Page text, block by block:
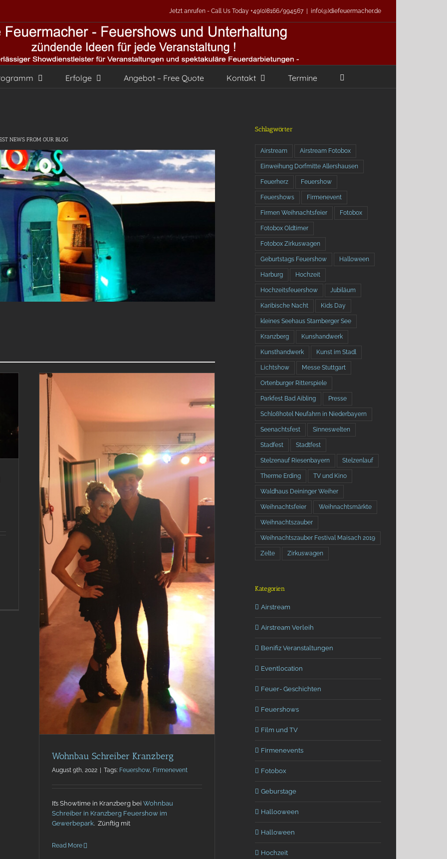
Jetzt anrufen - Call Us Today +49(0)8166/994567 info(@)diefeuermacher.de
Erfolge Angebot – Free Quote Kontakt Termine
NEWS FROM OUR BLOG
Wohnbau Schreiber Kranzberg
August 9th, 2022 Tags: Feuershow, Firmenevent
It’s Showtime in Kranzberg bei Wohnbau
Schreiber in Kranzberg Feuershow im
Gewerbepark. Zünftig mit
Read More
Schlagwörter
Airstream Airstream Fotobox
Einweihung Dorfmitte Allershausen
Feuerherz Feuershow
Feuershows Firmenevent
Firmen Weihnachtsfeier Fotobox
Fotobox Oldtimer
Fotobox Zirkuswagen
Geburtstags Feuershow Halloween
Harburg Hochzeit
Hochzeitsfeuershow Jubiläum
Karibische Nacht Kids Day
kleines Seehaus Starnberger See
Kranzberg Kunshandwerk
Kunsthandwerk Kunst im Stadl
Lichtshow Messe Stuttgart
Ortenburger Ritterspiele
Parkfest Bad Aibling Presse
Schloßhotel Neufahrn in Niederbayern
Seenachtsfest Sinneswelten
Stadfest Stadtfest
Stelzenauf Riesenbayern Stelzenlauf
Therme Erding TV und Kino
Waldhaus Deininger Weiher
Weihnachtsfeier Weihnachtsmärkte
Weihnachtszauber
Weihnachtszauber Festival Maisach 2019
Zelte Zirkuswagen
Kategorien
Airstream
Airstream Verleih
Benifiz Veranstaltungen
Eventlocation
Feuer- Geschichten
Feuershows
Film und TV
Firmenevents
Fotobox
Geburstage
Hallooween
Halloween
Hochzeit